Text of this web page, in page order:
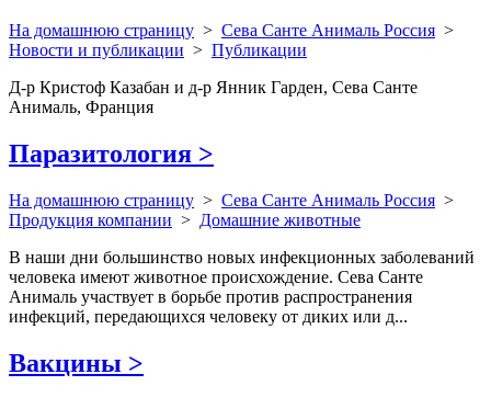
На домашнюю страницу > Сева Санте Анималь Россия >
Новости и публикации > Публикации
Д-р Кристоф Казабан и д-р Янник Гарден, Сева Санте
Анималь, Франция
Паразитология >
На домашнюю страницу > Сева Санте Анималь Россия >
Продукция компании > Домашние животные
В наши дни большинство новых инфекционных заболеваний
человека имеют животное происхождение. Сева Санте
Анималь участвует в борьбе против распространения
инфекций, передающихся человеку от диких или д...
Вакцины >